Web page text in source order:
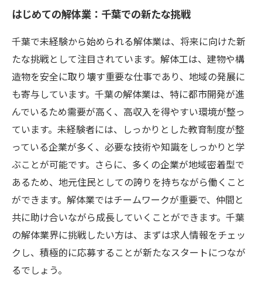
解体工のリアル：仕事のやりがいや楽しさ
未経験者必見！解体業界で成功するための道筋
はじめての解体業：千葉での新たな挑戦
千葉で未経験から始められる解体業は、将来に向けた新
たな挑戦として注目されています。解体工は、建物や構
造物を安全に取り壊す重要な仕事であり、地域の発展に
も寄与しています。千葉の解体業は、特に都市開発が進
んでいるため需要が高く、高収入を得やすい環境が整っ
ています。未経験者には、しっかりとした教育制度が整
っている企業が多く、必要な技術や知識をしっかりと学
ぶことが可能です。さらに、多くの企業が地域密着型で
あるため、地元住民としての誇りを持ちながら働くこと
ができます。解体業ではチームワークが重要で、仲間と
共に助け合いながら成長していくことができます。千葉
の解体業界に挑戦したい方は、まずは求人情報をチェッ
クし、積極的に応募することが新たなスタートにつなが
るでしょう。